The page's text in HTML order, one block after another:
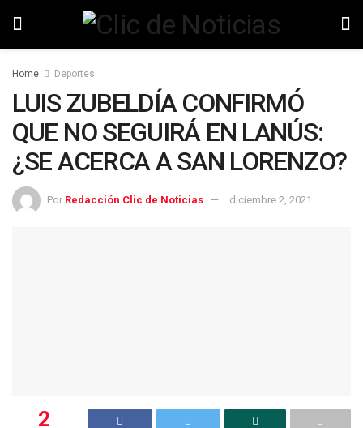
Home Deportes
LUIS ZUBELDÍA CONFIRMÓ
QUE NO SEGUIRÁ EN LANÚS:
¿SE ACERCA A SAN LORENZO?
Por Redacción Clic de Noticias diciembre 2, 2021
2